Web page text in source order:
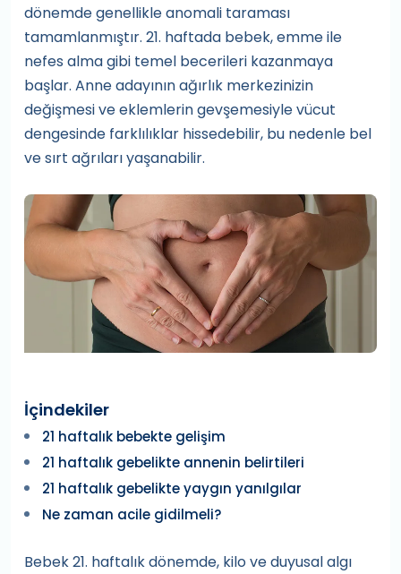
dönemde genellikle anomali taraması
tamamlanmıştır. 21. haftada bebek, emme ile
nefes alma gibi temel becerileri kazanmaya
başlar. Anne adayının ağırlık merkezinizin
değişmesi ve eklemlerin gevşemesiyle vücut
dengesinde farklılıklar hissedebilir, bu nedenle bel
ve sırt ağrıları yaşanabilir.
İçindekiler
21 haftalık bebekte gelişim
21 haftalık gebelikte annenin belirtileri
21 haftalık gebelikte yaygın yanılgılar
Ne zaman acile gidilmeli?
Bebek 21. haftalık dönemde, kilo ve duyusal algı